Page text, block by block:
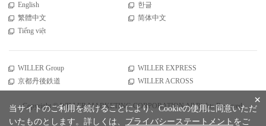
English
한글
繁體中文
简体中文
Tiếng việt
WILLER Group
WILLER EXPRESS
京都丹後鉄道
WILLER ACROSS
Copyright © WILLER MARKETING CORPORATION All Rights Reserved.
×
当サイトのご利用を続けることにより、Cookieの使用に同意いただ
いたものとします。詳しくは、 プライバシーステートメント をご